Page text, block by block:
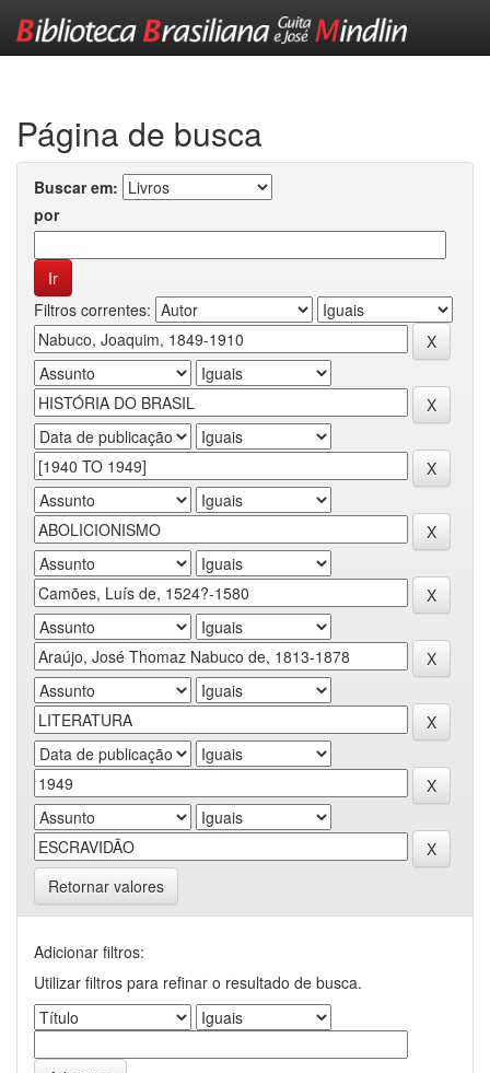
Página de busca
Buscar em:
por
Filtros correntes:
Retornar valores
Adicionar filtros:
Utilizar filtros para refinar o resultado de busca.